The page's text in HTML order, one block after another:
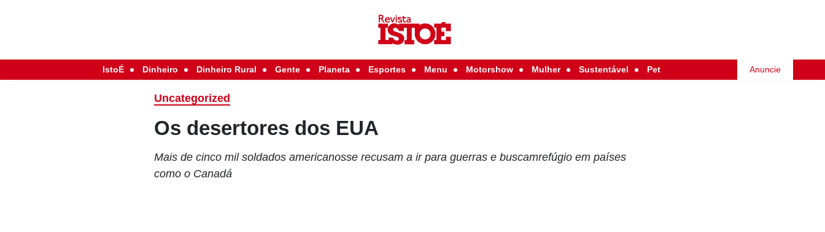
IstoÉ Dinheiro Dinheiro Rural Gente Planeta Esportes Menu Motorshow Mulher Sustentável Pet Anuncie
Uncategorized
Os desertores dos EUA
Mais de cinco mil soldados americanosse recusam a ir para guerras e buscamrefúgio em países
como o Canadá